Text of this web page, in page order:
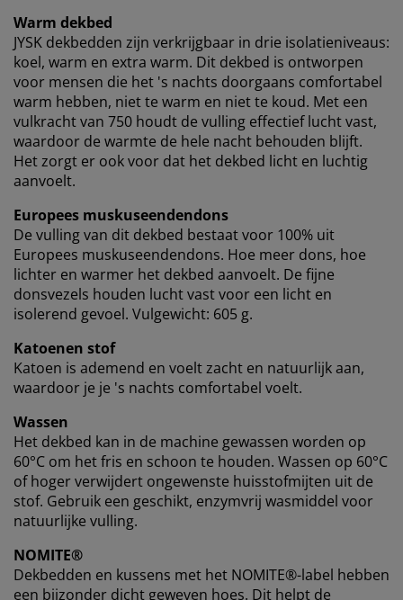
Warm dekbed
JYSK dekbedden zijn verkrijgbaar in drie isolatieniveaus:
koel, warm en extra warm. Dit dekbed is ontworpen
voor mensen die het 's nachts doorgaans comfortabel
warm hebben, niet te warm en niet te koud. Met een
vulkracht van 750 houdt de vulling effectief lucht vast,
waardoor de warmte de hele nacht behouden blijft.
Het zorgt er ook voor dat het dekbed licht en luchtig
aanvoelt.
Europees muskuseendendons
De vulling van dit dekbed bestaat voor 100% uit
Europees muskuseendendons. Hoe meer dons, hoe
lichter en warmer het dekbed aanvoelt. De fijne
donsvezels houden lucht vast voor een licht en
isolerend gevoel. Vulgewicht: 605 g.
Katoenen stof
Katoen is ademend en voelt zacht en natuurlijk aan,
waardoor je je 's nachts comfortabel voelt.
Wassen
Het dekbed kan in de machine gewassen worden op
60°C om het fris en schoon te houden. Wassen op 60°C
of hoger verwijdert ongewenste huisstofmijten uit de
stof. Gebruik een geschikt, enzymvrij wasmiddel voor
natuurlijke vulling.
NOMITE®
Dekbedden en kussens met het NOMITE®-label hebben
een bijzonder dicht geweven hoes. Dit helpt de
Meta en TikTok) voor op maat gemaakte en statische
advertenties. Je kunt meer lezen over de doeleinden bij
“Wijzigen” en ervoor kiezen om je toestemming in te
trekken door op het cookie-pictogram te klikken. Door
op “Alles accepteren” te klikken, geef je toestemming
voor alle drie de doeleinden. Lees meer over onze
verzameling en verwerking van persoonsgegevens en
ons cookiebeleid.